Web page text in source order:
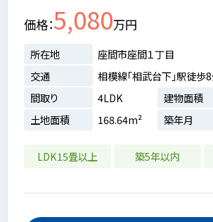
価格 5,080万円
所在地
座間市座間１丁目
交通
相模線「相武台下」駅徒歩
間取り
4LDK 建物面積
土地面積
168.64m² 築年月
LDK15畳以上 築5年以内